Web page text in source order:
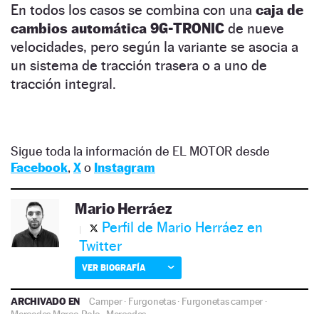
En todos los casos se combina con una caja de
cambios automática 9G-TRONIC de nueve
velocidades, pero según la variante se asocia a
un sistema de tracción trasera o a uno de
tracción integral.
Sigue toda la información de EL MOTOR desde
Facebook, Xo Instagram
Mario Herráez
Perfil de Mario Herráez en
Twitter
VER BIOGRAFÍA
ARCHIVADO EN Camper· Furgonetas· Furgonetas camper ·